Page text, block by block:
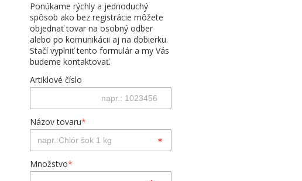
Ponúkame rýchly a jednoduchý
spôsob ako bez registrácie môžete
objednať tovar na osobný odber
alebo po komunikácii aj na dobierku.
Stačí vyplniť tento formulár a my Vás
budeme kontaktovať.
Artiklové číslo
Názov tovaru*
Množstvo*